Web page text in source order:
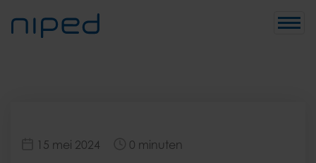
Toggle
15 mei 2024 0 minuten